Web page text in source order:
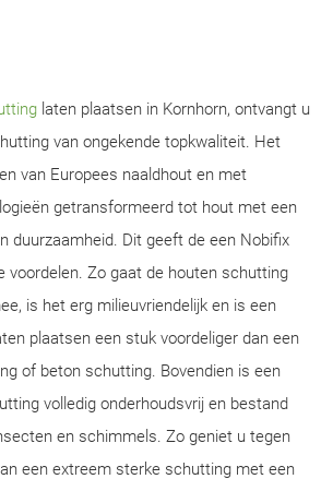
laten plaatsen in Kornhorn, ontvangt u
van ongekende topkwaliteit. Het
van Europees naaldhout en met
getransformeerd tot hout met een
duurzaamheid. Dit geeft de een Nobifix
voordelen. Zo gaat de houten schutting
is het erg milieuvriendelijk en is een
plaatsen een stuk voordeliger dan een
of beton schutting. Bovendien is een
volledig onderhoudsvrij en bestand
en schimmels. Zo geniet u tegen
een extreem sterke schutting met een